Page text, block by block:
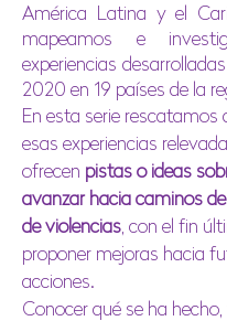
América Latina y el
mapeamos e
experiencias
2020 en 19 países de la
En esta serie rescatamos
esas experiencias
ofrecen pistas o ideas
avanzar hacia caminos
de violencias, con el fin
proponer mejoras hacia
acciones.
Conocer qué se ha